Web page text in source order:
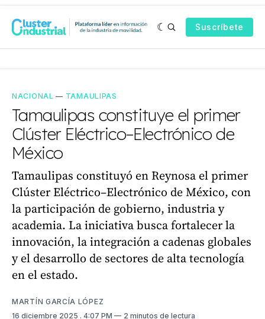
Suscríbete
NACIONAL — TAMAULIPAS
Tamaulipas constituye el primer
Clúster Eléctrico–Electrónico de
México
Tamaulipas constituyó en Reynosa el primer
Clúster Eléctrico–Electrónico de México, con
la participación de gobierno, industria y
academia. La iniciativa busca fortalecer la
innovación, la integración a cadenas globales
y el desarrollo de sectores de alta tecnología
en el estado.
MARTÍN GARCÍA LÓPEZ
16 diciembre 2025 . 4:07 PM 2 minutos de lectura